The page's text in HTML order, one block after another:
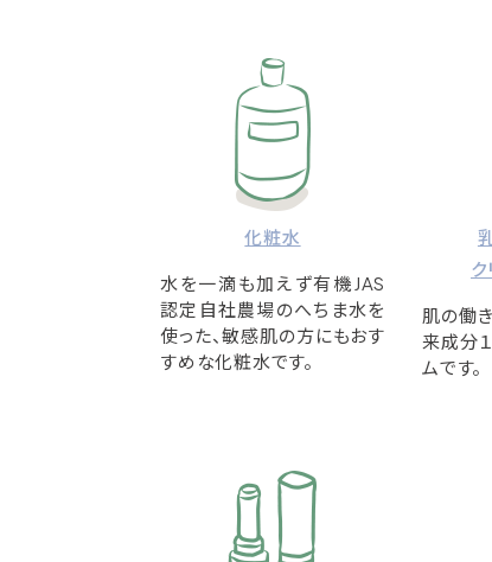
化粧水
水を一滴も加えず有機JAS
認定自社農場のへちま水を
使った、敏感肌の方にもおす
すめな化粧水です。
肌の働
来成分
ムです。